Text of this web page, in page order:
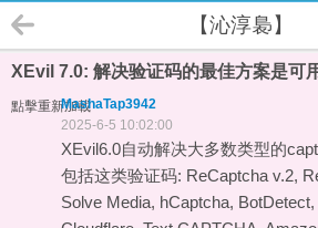
【沁淳裊】
XEvil 7.0: 解决验证码的最佳方案是可
點擊重新加載MashaTap3942
2025-6-5 10:02:00
XEvil6.0自动解决大多数类型的
包括这类验证码: ReCaptcha v.2,
Solve Media, hCaptcha,